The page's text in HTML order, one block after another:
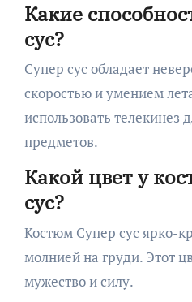
Какие
сус?
Супер сус обладает
скоростью и умением
использовать телекинез
предметов.
Какой цвет у
сус?
Костюм Супер сус ярко-
молнией на груди. Этот
мужество и силу.